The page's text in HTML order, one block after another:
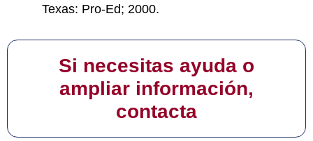
Texas: Pro-Ed; 2000.
Si necesitas ayuda o
ampliar información,
contacta